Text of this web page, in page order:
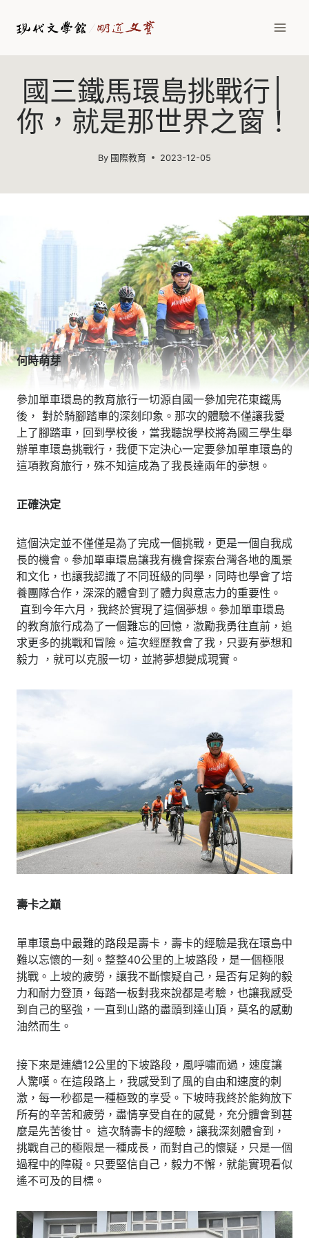
國三鐵馬環島挑戰行│
你，就是那世界之窗！
By 國際教育 2023-12-05
何時萌芽
參加單車環島的教育旅行一切源自國一參加完花東鐵馬
後， 對於騎腳踏車的深刻印象。那次的體驗不僅讓我愛
上了腳踏車，回到學校後，當我聽說學校將為國三學生舉
辦單車環島挑戰行，我便下定決心一定要參加單車環島的
這項教育旅行，殊不知這成為了我長達兩年的夢想。
正確決定
這個決定並不僅僅是為了完成一個挑戰，更是一個自我成
長的機會。參加單車環島讓我有機會探索台灣各地的風景
和文化，也讓我認識了不同班級的同學，同時也學會了培
養團隊合作，深深的體會到了體力與意志力的重要性。
直到今年六月，我終於實現了這個夢想。參加單車環島
的教育旅行成為了一個難忘的回憶，激勵我勇往直前，追
求更多的挑戰和冒險。這次經歷教會了我，只要有夢想和
毅力 ，就可以克服一切，並將夢想變成現實。
壽卡之巔
單車環島中最難的路段是壽卡，壽卡的經驗是我在環島中
難以忘懷的一刻。整整40公里的上坡路段，是一個極限
挑戰。上坡的疲勞，讓我不斷懷疑自己，是否有足夠的毅
力和耐力登頂，每踏一板對我來說都是考驗，也讓我感受
到自己的堅強，一直到山路的盡頭到達山頂，莫名的感動
油然而生。
接下來是連續12公里的下坡路段，風呼嘯而過，速度讓
人驚嘆。在這段路上，我感受到了風的自由和速度的刺
激，每一秒都是一種極致的享受。下坡時我終於能夠放下
所有的辛苦和疲勞，盡情享受自在的感覺，充分體會到甚
麼是先苦後甘。 這次騎壽卡的經驗，讓我深刻體會到，
挑戰自己的極限是一種成長，而對自己的懷疑，只是一個
過程中的障礙。只要堅信自己，毅力不懈，就能實現看似
遙不可及的目標。